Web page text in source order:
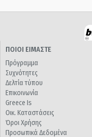
ΠΟΙΟΙ ΕΙΜΑΣΤΕ
Πρόγραμμα
Συχνότητες
Δελτία τύπου
Επικοινωνία
Greece Is
Οικ. Καταστάσεις
Όροι Χρήσης
Προσωπικά Δεδομένα